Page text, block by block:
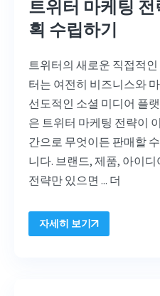
트위터 마케팅
획 수립하기
트위터의 새로운 직접적
터는 여전히 비즈니스와
선도적인 소셜 미디어 플
은 트위터 마케팅 전략이
간으로 무엇이든 판매할
니다. 브랜드, 제품, 아이
전략만 있으면 ... 더
자세히 보기